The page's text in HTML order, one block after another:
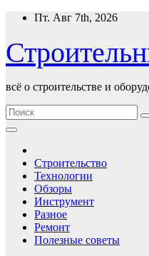
Перейти
содержимому
Пт. Авг 7th, 2026
всё о строительстве и
Строительство
Технологии
Обзоры
Инструмент
Разное
Ремонт
Полезные советы